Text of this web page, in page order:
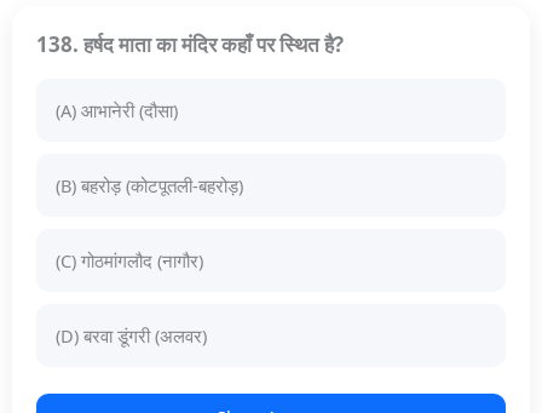
138. हर्षद माता का मंदिर कहाँ पर स्थित है?
(A) आभानेरी (दौसा)
(B) बहरोड़ (कोटपूतली-बहरोड़)
(C) गोठमांगलौद (नागौर)
(D) बरवा डूंगरी (अलवर)